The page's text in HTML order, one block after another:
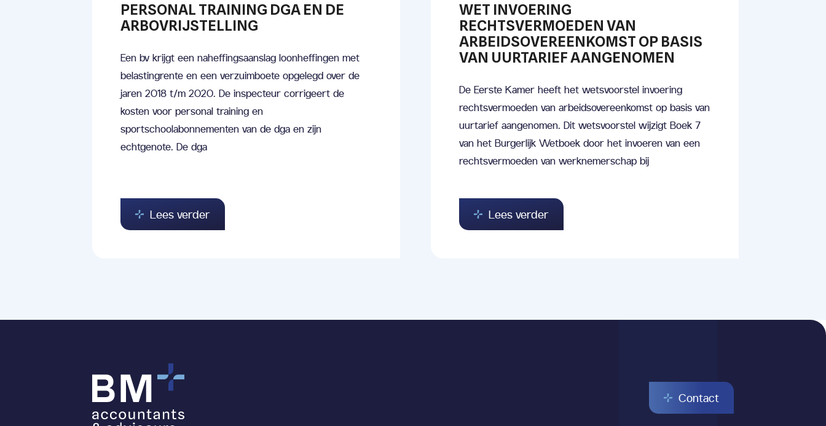
PERSONAL TRAINING DGA EN DE
ARBOVRIJSTELLING
Een bv krijgt een naheffingsaanslag loonheffingen met
belastingrente en een verzuimboete opgelegd over de
jaren 2018 t/m 2020. De inspecteur corrigeert de
kosten voor personal training en
sportschoolabonnementen van de dga en zijn
echtgenote. De dga
Lees verder
WET INVOERING
RECHTSVERMOEDEN VAN
ARBEIDSOVEREENKOMST OP BASIS
VAN UURTARIEF AANGENOMEN
De Eerste Kamer heeft het wetsvoorstel invoering
rechtsvermoeden van arbeidsovereenkomst op basis van
uurtarief aangenomen. Dit wetsvoorstel wijzigt Boek 7
van het Burgerlijk Wetboek door het invoeren van een
rechtsvermoeden van werknemerschap bij
Lees verder
Contact